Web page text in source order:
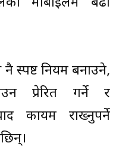
मोबाइलमै बढी
नियम बनाउने,
प्रेरित गर्ने र
कायम राख्नुपर्ने